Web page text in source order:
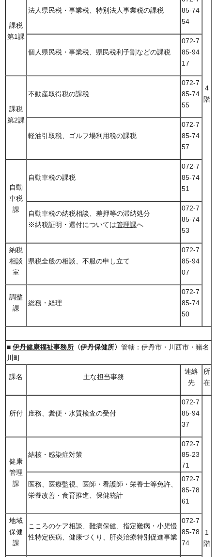
4
階
課税
第1課
法人県民税・事業税、特別法人事業税の課税
85-74
54
個人県民税・事業税、県民税利子割などの課税
072-7
85-94
17
課税
第2課
不動産取得税の課税
072-7
85-74
55
軽油引取税、ゴルフ場利用税の課税
072-7
85-74
57
自動
車税
課
自動車税の課税
072-7
85-74
51
自動車税の納税相談、差押等の滞納処分
※納税証明・還付については管理課へ
072-7
85-74
53
納税
相談
室
県税全般の相談、不服の申し立て
072-7
85-94
07
調整
課
総務・経理
072-7
85-74
50
■ 伊丹健康福祉事務所 〈伊丹保健所〉 管轄：伊丹市・川西市・猪名
川町
課名 主な担当事務
連絡
先
所
在
所付 庶務、糞便・水質検査の受付
072-7
85-94
37
1
階
健康
管理
課
結核・感染症対策
072-7
85-23
71
医務、医療監視、医師・看護師・栄養士等免許、
栄養改善・食育推進、保健統計
072-7
85-78
61
地域
保健
課
こころのケア相談、難病保健、指定難病・小児慢
性特定疾病、健康づくり、肝炎治療特別促進事業
072-7
85-78
74